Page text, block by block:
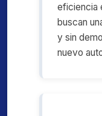
eficiencia
buscan
y sin
nuevo